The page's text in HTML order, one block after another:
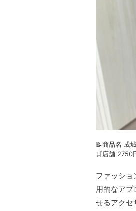
📝商品名 成
🛒店舗 2750
ファッショ
用的なアプ
せるアクセ